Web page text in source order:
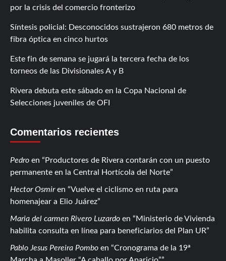
por la crisis del comercio fronterizo
Síntesis policial: Desconocidos sustrajeron 680 metros de
fibra óptica en cinco hurtos
Este fin de semana se jugará la tercera fecha de los
torneos de las Divisionales A y B
Rivera debuta este sábado en la Copa Nacional de
Selecciones juveniles de OFI
Comentarios recientes
Pedro en
Productores de Rivera contarán con un puesto
permanente en la Central Hortícola del Norte
Hector Osmiren
Vuelve el ciclismo en ruta para
homenajear a Elio Juárez
Maria del carmen Rivero Luzardo en
Ministerio de Vivienda
habilita consulta en línea para beneficiarios del Plan UR
Pablo Jesus Pereira Pombo en
Cronograma de la 19ª